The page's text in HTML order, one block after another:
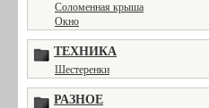
Соломенная крыша
Окно
ТЕХНИКА
Шестеренки
РАЗНОЕ